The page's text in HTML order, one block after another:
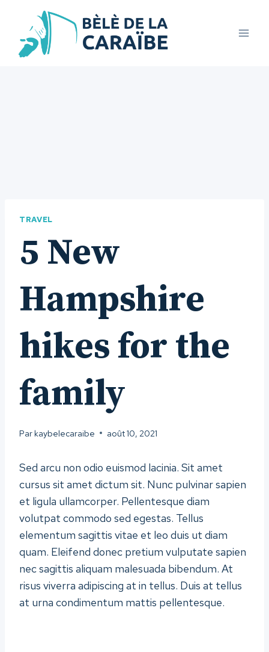
contenu
TRAVEL
5 New
Hampshire
hikes for the
family
Parkaybelecaraibe août 10, 2021
Sed arcu non odio euismod lacinia. Sit amet
cursus sit amet dictum sit. Nunc pulvinar sapien
et ligula ullamcorper. Pellentesque diam
volutpat commodo sed egestas. Tellus
elementum sagittis vitae et leo duis ut diam
quam. Eleifend donec pretium vulputate sapien
nec sagittis aliquam malesuada bibendum. At
risus viverra adipiscing at in tellus. Duis at tellus
at urna condimentum mattis pellentesque.